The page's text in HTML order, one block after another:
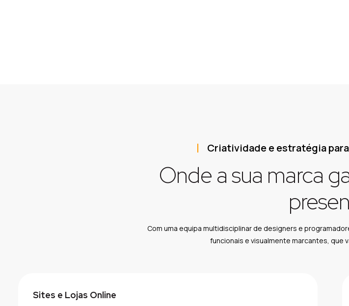
Criatividade e estratégia
Onde a sua marca
Com uma equipa multidisciplinar de designers e
funcionais e visualmente marcantes, que
Sites e Lojas Online